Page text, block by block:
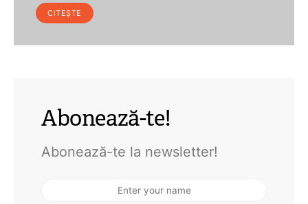
CITEȘTE
Abonează-te!
Abonează-te la newsletter!